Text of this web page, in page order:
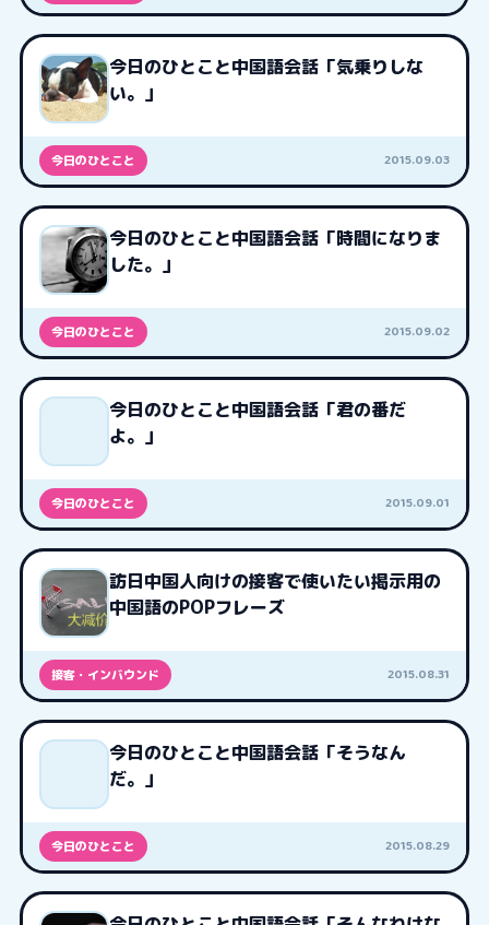
今日のひとこと中国語会話「気乗りしな
い。」
今日のひとこと 2015.09.03
今日のひとこと中国語会話「時間になりま
した。」
今日のひとこと 2015.09.02
今日のひとこと中国語会話「君の番だ
よ。」
今日のひとこと 2015.09.01
訪日中国人向けの接客で使いたい掲示用の
中国語のPOPフレーズ
接客・インバウンド 2015.08.31
今日のひとこと中国語会話「そうなん
だ。」
今日のひとこと 2015.08.29